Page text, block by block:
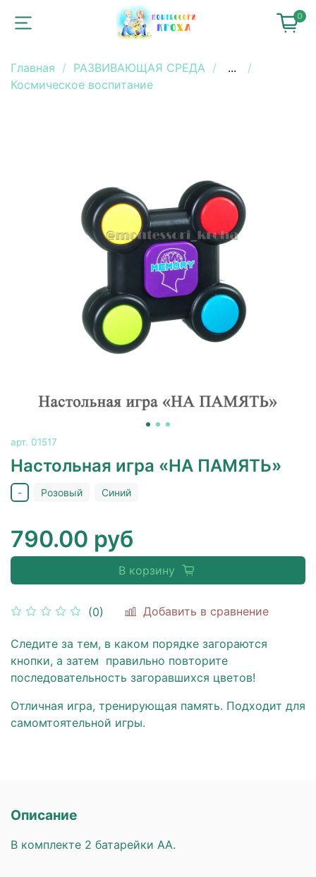
0
Главная РАЗВИВАЮЩАЯ СРЕДА
...
Космическое воспитание
арт. 01517
Настольная игра «НА ПАМЯТЬ»
(0) Добавить в сравнение
- Розовый Синий
790.00 руб
В корзину
Следите за тем, в каком порядке загораются
кнопки, а затем правильно повторите
последовательность загоравшихся цветов!
Отличная игра, тренирующая память. Подходит для
самомтоятельной игры.
Описание
В комплекте 2 батарейки АА.